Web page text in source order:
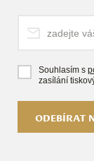
Souhlasím s
zasílání
ODEBÍRAT